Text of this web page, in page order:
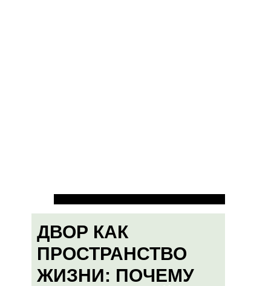
ДВОР КАК
ПРОСТРАНСТВО
ЖИЗНИ: ПОЧЕМУ